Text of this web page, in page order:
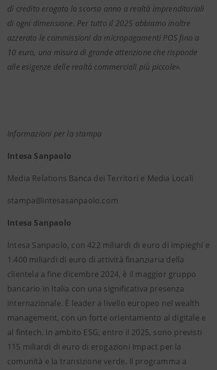
di credito erogato lo scorso anno a realtà imprenditoriali
di ogni dimensione. Per tutto il 2025 abbiamo inoltre
azzerato le commissioni da micropagamenti POS fino a
10 euro, una misura di grande attenzione che risponde
alle esigenze delle realtà commerciali più piccole».
Informazioni per la stampa
Intesa Sanpaolo
Media Relations Banca dei Territori e Media Locali
stampa@intesasanpaolo.com
Intesa Sanpaolo
Intesa Sanpaolo, con 422 miliardi di euro di impieghi e
1.400 miliardi di euro di attività finanziaria della
clientela a fine dicembre 2024, è il maggior gruppo
bancario in Italia con una significativa presenza
internazionale. È leader a livello europeo nel wealth
management, con un forte orientamento al digitale e
al fintech. In ambito ESG, entro il 2025, sono previsti
115 miliardi di euro di erogazioni Impact per la
comunità e la transizione verde. Il programma a